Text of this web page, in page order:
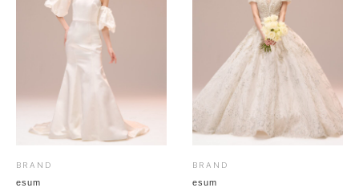
BRAND
esum
BRAND
esum